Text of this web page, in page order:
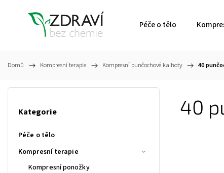
Péče o tělo
Domů / Kompresní terapie / Kompresní punčochové kalhoty / 40
Kategorie
Péče o tělo
Kompresní terapie
Kompresní ponožky
40